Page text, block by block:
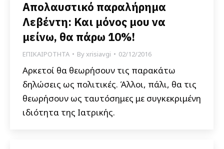
Απολαυστικό παραλήρημα
Λεβέντη: Και μόνος μου να
μείνω, θα πάρω 10%!
ΕΠΙΚΑΙΡΟΤΗΤΑ Byxrisiavgi 02/12/2016
Αρκετοί θα θεωρήσουν τις παρακάτω
δηλώσεις ως πολιτικές. Άλλοι, πάλι, θα τις
θεωρήσουν ως ταυτόσημες με συγκεκριμένη
ιδιότητα της Ιατρικής.